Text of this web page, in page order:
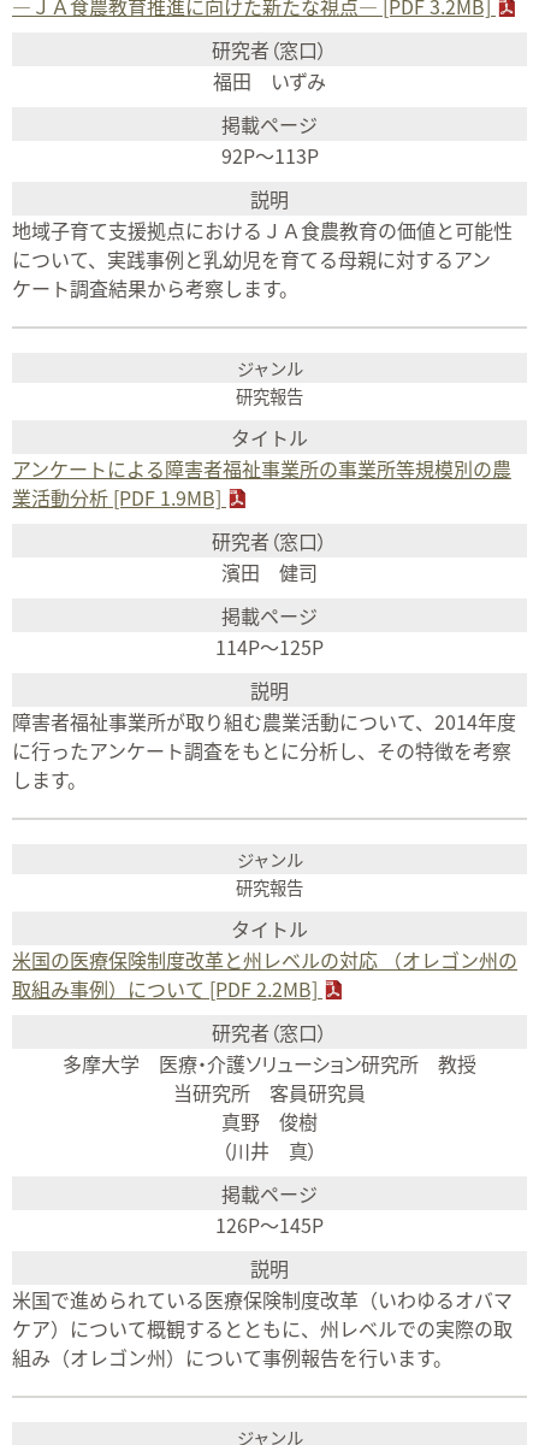
―ＪＡ食農教育推進に向けた新たな視点― [PDF 3.2MB]
福田 いずみ
92P～113P
地域子育て支援拠点におけるＪＡ食農教育の価値と可能性
について、実践事例と乳幼児を育てる母親に対するアン
ケート調査結果から考察します。
研究報告
アンケートによる障害者福祉事業所の事業所等規模別の農
業活動分析 [PDF 1.9MB]
濱田 健司
114P～125P
障害者福祉事業所が取り組む農業活動について、2014年度
に行ったアンケート調査をもとに分析し、その特徴を考察
します。
研究報告
米国の医療保険制度改革と州レベルの対応 （オレゴン州の
取組み事例）について [PDF 2.2MB]
多摩大学 医療・介護ソリューション研究所 教授
当研究所 客員研究員
真野 俊樹
（川井 真）
126P～145P
米国で進められている医療保険制度改革（いわゆるオバマ
ケア）について概観するとともに、州レベルでの実際の取
組み（オレゴン州）について事例報告を行います。